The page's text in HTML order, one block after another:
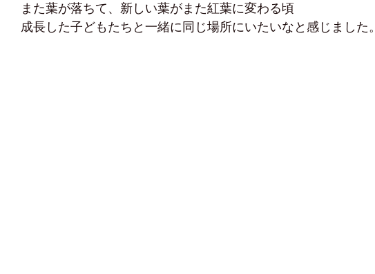
また葉が落ちて、新しい葉がまた紅葉に変わる頃
成長した子どもたちと一緒に同じ場所にいたいなと感じました。